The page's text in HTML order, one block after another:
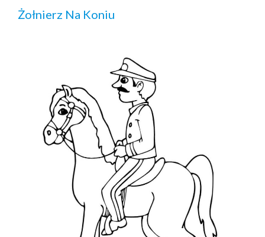
Żołnierz Na Koniu